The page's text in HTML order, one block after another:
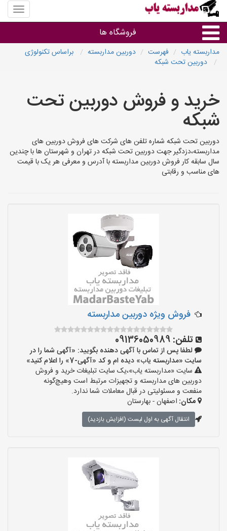
منوی
سایت
یاب
فروشگاه ها
براساس مشخصات ظاهری
براساس برند
مداربسته یاب فهرست دوربین مداربسته
براساس تکنولوژی
دوربین تحت شبکه
خرید و فروش دوربین تحت
شبکه
دوربین تحت شبکه شماره تلفن های شرکت های فروش دوربین های
مداربسته،دزدگیر جهت دوربین تحت شبکه در تهران و شهرستان ها با چندین
سال سابقه کار فروش دوربین مداربسته با آدرس و معرفی هر یک با قیمت
های مناسب و رقابتی
فروش ویژه دوربین مداربسته
تلفن: 09136050989
لطفا پس از تماس با آگهی دهنده بگویید: «آگهی شما را در
سایت «مداربسته یاب» دیده ام و کد «آگهی-7» را اعلام کنید»
سایت «مداربسته یاب»،یک سایت تبلیغات خرید و فروش
دوربین های مداربسته و تجهیزات مرتبط است وهیچ‌گونه
منفعت و مسئولیتی در قبال معاملات شما ندارد.
مکان: اصفهان - بهارستان
انتقال آگهی به اول لیست (افزایش بازدید)